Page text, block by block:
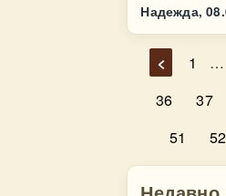
Надежда,
< 1 …
36
37
51
52